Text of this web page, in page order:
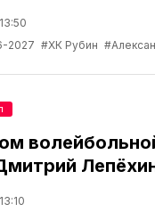
2027 #ХК Рубин